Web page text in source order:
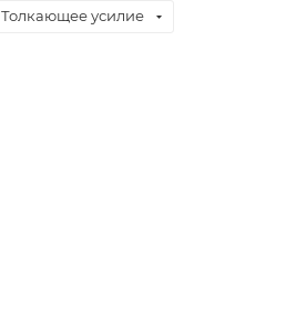
Толкающее усилие